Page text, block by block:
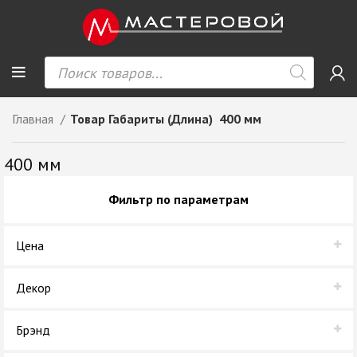
Главная Товар Габариты (Длина) 400 мм
400 мм
Фильтр по параметрам
Цена
Декор
Брэнд